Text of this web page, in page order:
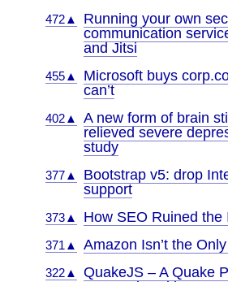
472▲
Running your own
communication
and Jitsi
455▲
Microsoft buys
can’t
402▲
A new form of brain
relieved severe
study
377▲
Bootstrap v5: drop
support
373▲ How SEO Ruined the
371▲ Amazon Isn’t the
322▲
QuakeJS – A Quake